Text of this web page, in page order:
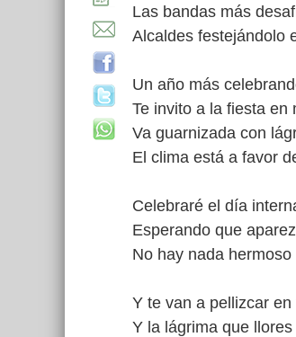
Las bandas más
Alcaldes festejándolo
Un año más
Te invito a la fiesta en
Va guarnizada con
El clima está a favor
Celebraré el día
Esperando que
No hay nada
Y te van a pellizcar
Y la lágrima que